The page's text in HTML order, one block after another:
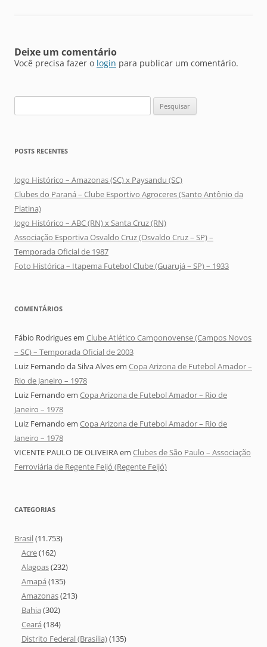
Deixe um comentário
Você precisa fazer o login para publicar um comentário.
por:
POSTS RECENTES
Jogo Histórico – Amazonas (SC) x Paysandu (SC)
Clubes do Paraná – Clube Esportivo Agroceres (Santo Antônio da
Platina)
Jogo Histórico – ABC (RN) x Santa Cruz (RN)
Associação Esportiva Osvaldo Cruz (Osvaldo Cruz – SP) –
Temporada Oficial de 1987
Foto Histórica – Itapema Futebol Clube (Guarujá – SP) – 1933
COMENTÁRIOS
Fábio Rodriguesem Clube Atlético Camponovense (Campos Novos
– SC) – Temporada Oficial de 2003
Luiz Fernando da Silva Alvesem Copa Arizona de Futebol Amador –
Rio de Janeiro – 1978
Luiz Fernando em Copa Arizona de Futebol Amador – Rio de
Janeiro – 1978
Luiz Fernando em Copa Arizona de Futebol Amador – Rio de
Janeiro – 1978
VICENTE PAULO DE OLIVEIRAem Clubes de São Paulo – Associação
Ferroviária de Regente Feijó (Regente Feijó)
CATEGORIAS
Brasil(11.753)
Acre(162)
Alagoas(232)
Amapá (135)
Amazonas(213)
Bahia (302)
Ceará (184)
Distrito Federal (Brasília)(135)